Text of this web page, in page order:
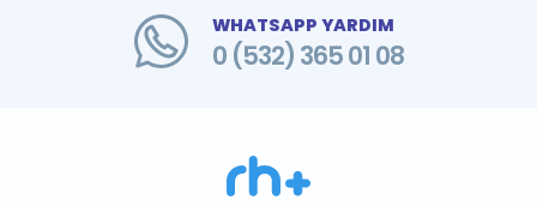
WHATSAPP YARDIM
0 (532) 365 01 08